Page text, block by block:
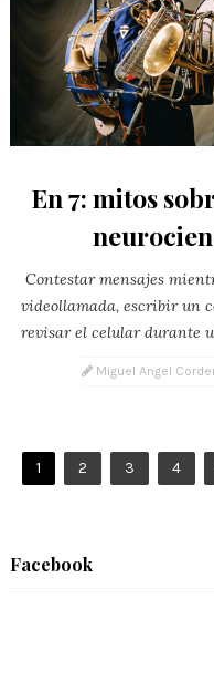
En 7: mitos
Contestar mensajes
videollamada, escribir un
revisar el celular durante
Miguel Angel
1 2 3 4
Facebook